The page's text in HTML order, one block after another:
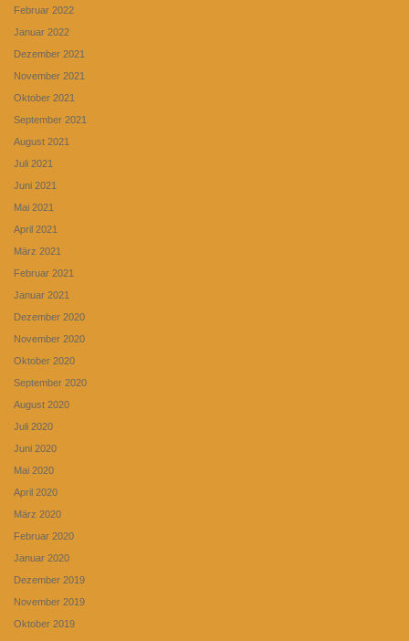
Februar 2022
Januar 2022
Dezember 2021
November 2021
Oktober 2021
September 2021
August 2021
Juli 2021
Juni 2021
Mai 2021
April 2021
März 2021
Februar 2021
Januar 2021
Dezember 2020
November 2020
Oktober 2020
September 2020
August 2020
Juli 2020
Juni 2020
Mai 2020
April 2020
März 2020
Februar 2020
Januar 2020
Dezember 2019
November 2019
Oktober 2019